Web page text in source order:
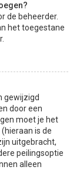
de beheerder.
het toegestane
gewijzigd
door een
moet je het
is de
uitgebracht,
peilingsoptie
alleen